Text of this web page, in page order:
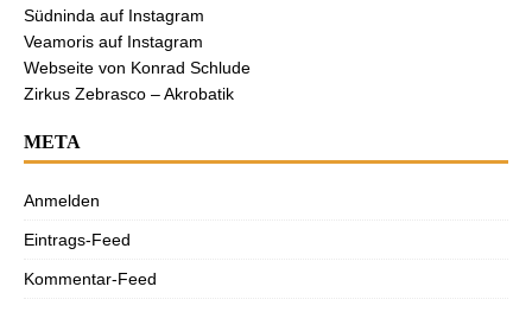
Südninda auf Instagram
Veamoris auf Instagram
Webseite von Konrad Schlude
Zirkus Zebrasco – Akrobatik
META
Anmelden
Eintrags-Feed
Kommentar-Feed